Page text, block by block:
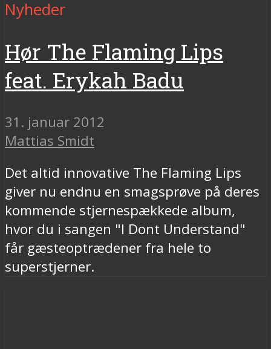
Nyheder
Hør The Flaming Lips
feat. Erykah Badu
31. januar 2012
Mattias Smidt
Det altid innovative The Flaming Lips
giver nu endnu en smagsprøve på deres
kommende stjernespækkede album,
hvor du i sangen "I Dont Understand"
får gæsteoptrædener fra hele to
superstjerner.